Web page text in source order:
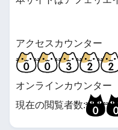
アクセスカウンター
オンラインカウンター
現在の閲覧者数: